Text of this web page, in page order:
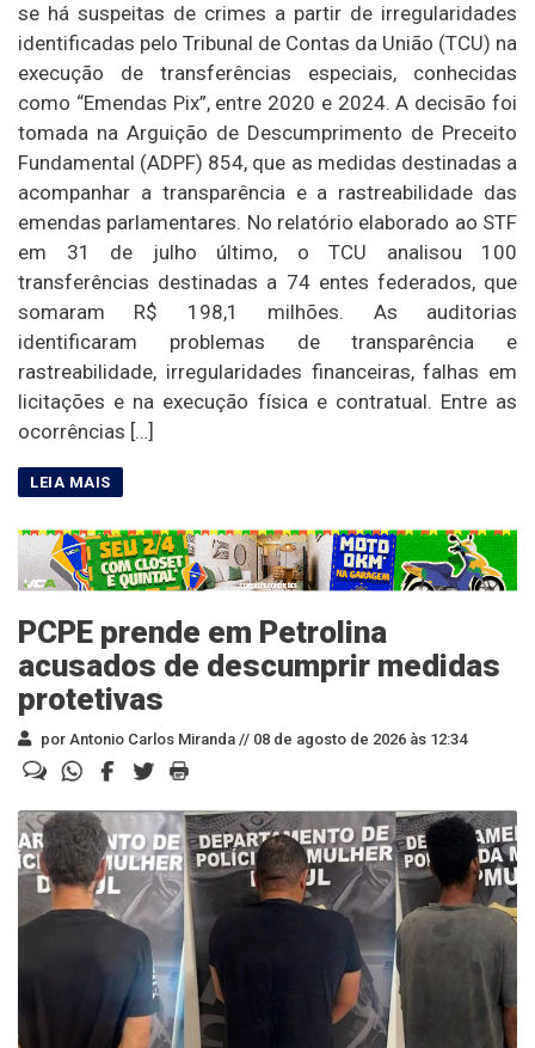
se há suspeitas de crimes a partir de irregularidades
identificadas pelo Tribunal de Contas da União (TCU) na
execução de transferências especiais, conhecidas
como “Emendas Pix”, entre 2020 e 2024. A decisão foi
tomada na Arguição de Descumprimento de Preceito
Fundamental (ADPF) 854, que as medidas destinadas a
acompanhar a transparência e a rastreabilidade das
emendas parlamentares. No relatório elaborado ao STF
em 31 de julho último, o TCU analisou 100
transferências destinadas a 74 entes federados, que
somaram R$ 198,1 milhões. As auditorias
identificaram problemas de transparência e
rastreabilidade, irregularidades financeiras, falhas em
licitações e na execução física e contratual. Entre as
ocorrências […]
PCPE prende em Petrolina
acusados de descumprir medidas
protetivas
por Antonio Carlos Miranda // 08 de agosto de 2026 às 12:34